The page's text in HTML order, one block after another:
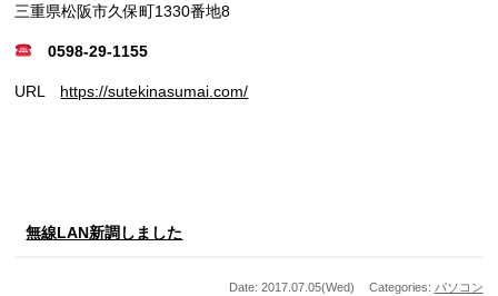
三重県松阪市久保町1330番地8
0598-29-1155
URL https://sutekinasumai.com/
無線LAN新調しました
Date: 2017.07.05(Wed) Categories: パソコン